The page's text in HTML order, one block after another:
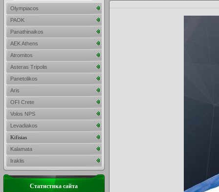
Olympiacos
PAOK
Panathinaikos
AEK Athens
Atromitos
Asteras Tripolis
Panetolikos
Aris
OFI Crete
Volos NPS
Levadiakos
Kifisias
Kalamata
Iraklis
Статистика сайта